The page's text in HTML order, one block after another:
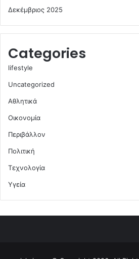
Δεκέμβριος 2025
Categories
lifestyle
Uncategorized
Αθλητικά
Οικονομία
Περιβάλλον
Πολιτική
Τεχνολογία
Υγεία